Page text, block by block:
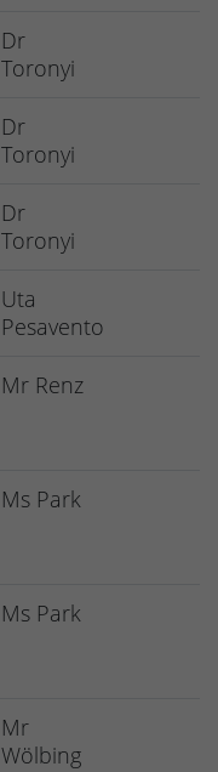
Dr
Toronyi
Dr
Toronyi
Dr
Toronyi
Uta
Pesavento
Mr Renz
Ms Park
Ms Park
Mr
Wölbing